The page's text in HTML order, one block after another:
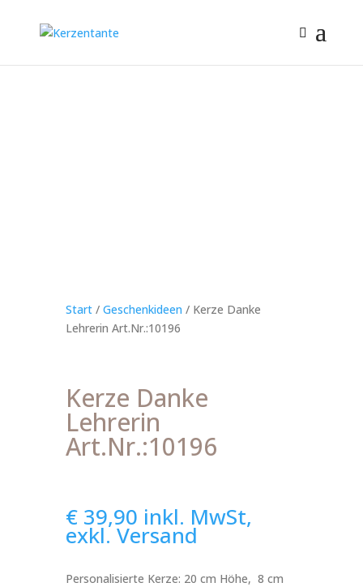
Start/ Geschenkideen / Kerze Danke
Lehrerin Art.Nr.:10196
Kerze Danke
Lehrerin
Art.Nr.:10196
€39,90 inkl. MwSt,
exkl. Versand
Personalisierte Kerze: 20 cm Höhe, 8 cm